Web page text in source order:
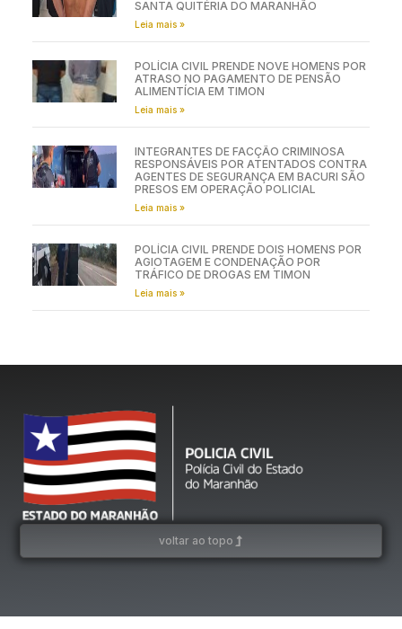
SANTA QUITÉRIA DO MARANHÃO
Leia mais »
POLÍCIA CIVIL PRENDE NOVE HOMENS POR
ATRASO NO PAGAMENTO DE PENSÃO
ALIMENTÍCIA EM TIMON
Leia mais »
INTEGRANTES DE FACÇÃO CRIMINOSA
RESPONSÁVEIS POR ATENTADOS CONTRA
AGENTES DE SEGURANÇA EM BACURI SÃO
PRESOS EM OPERAÇÃO POLICIAL
Leia mais »
POLÍCIA CIVIL PRENDE DOIS HOMENS POR
AGIOTAGEM E CONDENAÇÃO POR
TRÁFICO DE DROGAS EM TIMON
Leia mais »
voltar ao topo